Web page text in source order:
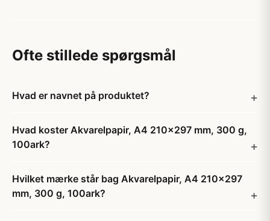
Ofte stillede spørgsmål
Hvad er navnet på produktet?
Hvad koster Akvarelpapir, A4 210x297 mm, 300 g,
100ark?
Hvilket mærke står bag Akvarelpapir, A4 210x297
mm, 300 g, 100ark?